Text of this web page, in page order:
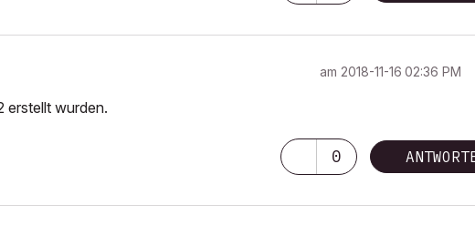
am ‎2018-11-16 02:36 PM
erstellt wurden.
0